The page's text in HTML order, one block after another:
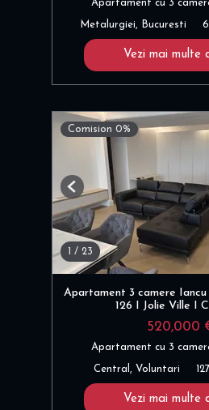
Apartament cu 3
Metalurgiei, Bucuresti
Vezi mai multe
Comision 0%
1 / 23
Previous
Apartament 3 camere
126 I Jolie Ville I
520,000
Apartament cu 3
Central, Voluntari
Vezi mai multe